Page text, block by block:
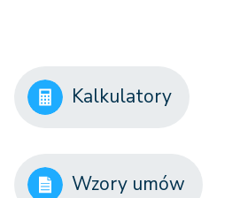
Kalkulatory
Wzory umów